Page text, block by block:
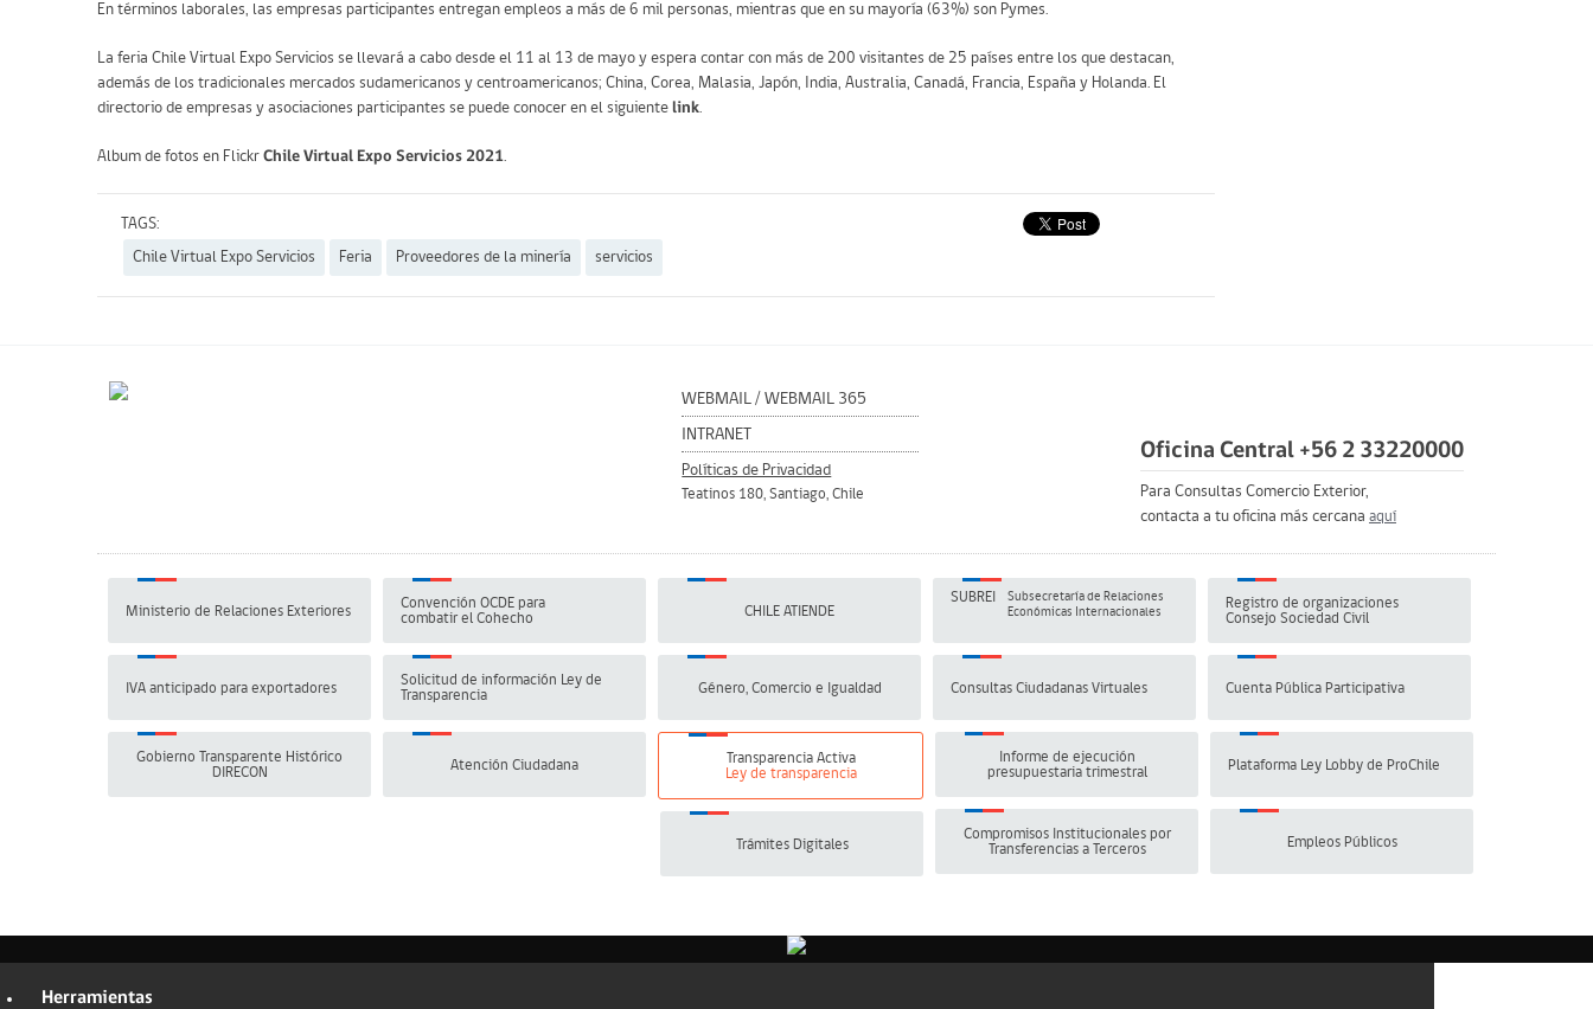
En términos laborales, las empresas participantes entregan empleos a más de 6 mil personas, mientras que en su mayoría (63%) son Pymes.
La feria Chile Virtual Expo Servicios se llevará a cabo desde el 11 al 13 de mayo y espera contar con más de 200 visitantes de 25 países entre los que destacan,
además de los tradicionales mercados sudamericanos y centroamericanos; China, Corea, Malasia, Japón, India, Australia, Canadá, Francia, España y Holanda. El
directorio de empresas y asociaciones participantes se puede conocer en el siguiente link.
Album de fotos en Flickr Chile Virtual Expo Servicios 2021.
TAGS:
Chile Virtual Expo Servicios
Feria Proveedores de la minería servicios
Oficina Central +56 2 33220000
Para Consultas Comercio Exterior,
contacta a tu oficina más cercana aquí
WEBMAIL /WEBMAIL 365
INTRANET
Políticas de Privacidad
Teatinos 180, Santiago, Chile
Ministerio de Relaciones Exteriores
Convención OCDE para
combatir el Cohecho
CHILE ATIENDE
SUBREI
Subsecretaría de Relaciones
Económicas Internacionales
Registro de organizaciones
Consejo Sociedad Civil
IVA anticipado para exportadores
Solicitud de información Ley de
Transparencia
Género, Comercio e Igualdad Consultas Ciudadanas Virtuales Cuenta Pública Participativa
Gobierno Transparente Histórico
DIRECON
Atención Ciudadana
Transparencia Activa
Ley de transparencia
Informe de ejecución
presupuestaria trimestral
Plataforma Ley Lobby de ProChile
Empleos Públicos
Compromisos Institucionales por
Transferencias a Terceros
Trámites Digitales
Herramientas